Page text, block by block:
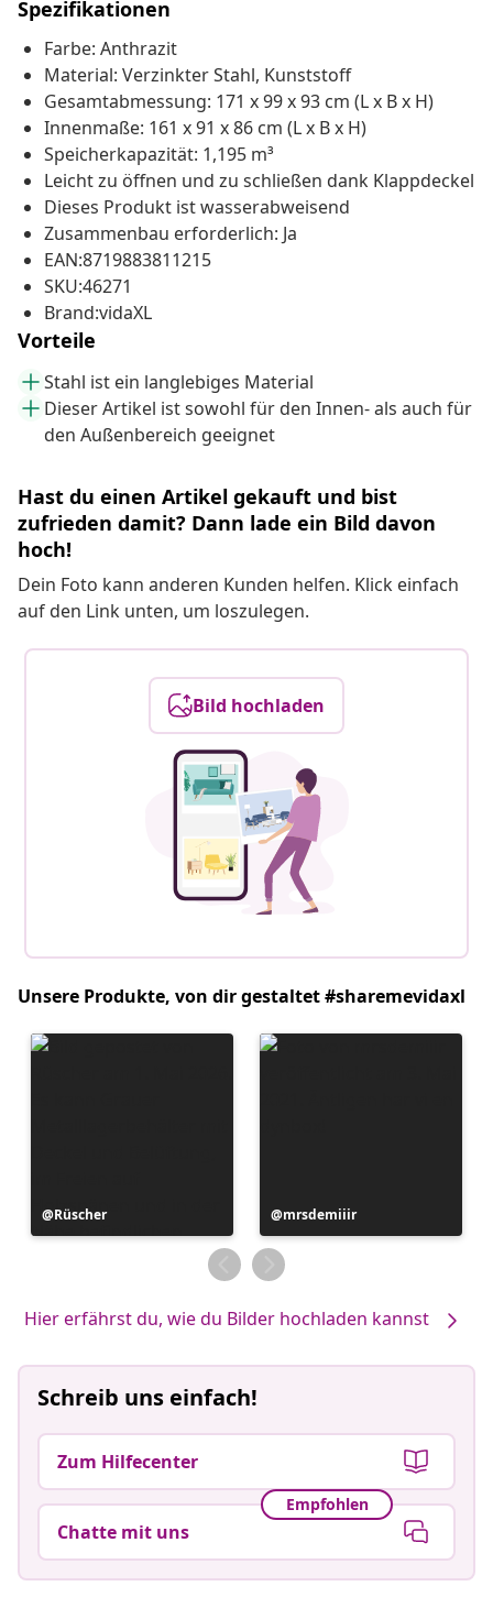
Spezifikationen
Farbe: Anthrazit
Material: Verzinkter Stahl, Kunststoff
Gesamtabmessung: 171 x 99 x 93 cm (L x B x H)
Innenmaße: 161 x 91 x 86 cm (L x B x H)
Speicherkapazität: 1,195 m³
Leicht zu öffnen und zu schließen dank Klappdeckel
Dieses Produkt ist wasserabweisend
Zusammenbau erforderlich: Ja
EAN:8719883811215
SKU:46271
Brand:vidaXL
Vorteile
Stahl ist ein langlebiges Material
Dieser Artikel ist sowohl für den Innen- als auch für
den Außenbereich geeignet
Hast du einen Artikel gekauft und bist
zufrieden damit? Dann lade ein Bild davon
hoch!
Dein Foto kann anderen Kunden helfen. Klick einfach
auf den Link unten, um loszulegen.
Bild hochladen
Unsere Produkte, von dir gestaltet #sharemevidaxl
Beitrag
veröffentlicht
Rüscher
Beitrag
veröffentlicht
von
mrsdemiiir
Hier erfährst du, wie du Bilder hochladen kannst
Schreib uns einfach!
Zum Hilfecenter
Empfohlen
Chatte mit uns